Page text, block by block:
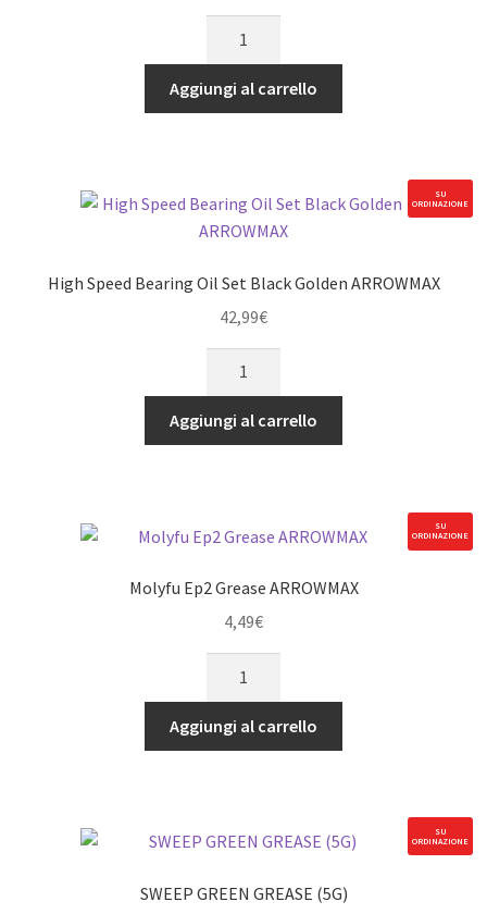
Grease
ARROWMAX
Aggiungi al carrello
SU
ORDINAZIONE
High Speed Bearing Oil Set Black Golden ARROWMAX
42,99€
Bearing
Oil
ARROWMAX
quantità
Aggiungi al carrello
SU
ORDINAZIONE
Molyfu Ep2 Grease ARROWMAX
4,49€
Grease
ARROWMAX
Aggiungi al carrello
SU
ORDINAZIONE
SWEEP GREEN GREASE (5G)